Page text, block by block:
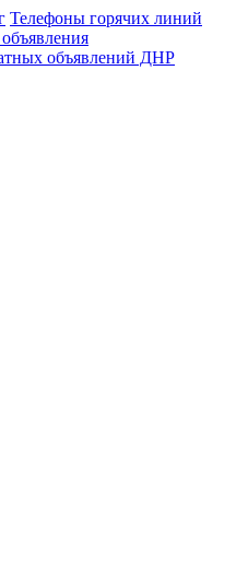
Телефоны горячих линий